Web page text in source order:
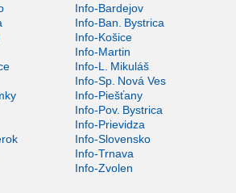
Info-Bardejov
Info-Ban. Bystrica
Info-Košice
Info-Martin
Info-L. Mikuláš
Info-Sp. Nová Ves
Info-Piešťany
Info-Pov. Bystrica
Info-Prievidza
Info-Slovensko
Info-Trnava
Info-Zvolen